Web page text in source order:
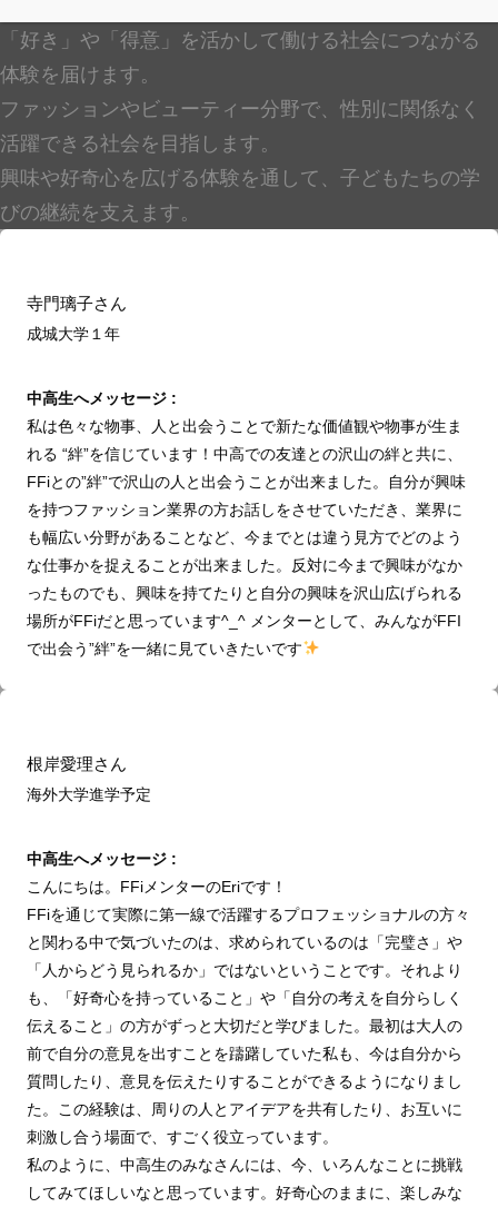
「好き」や「得意」を活かして働ける社会につながる
体験を届けます。
ファッションやビューティー分野で、性別に関係なく
活躍できる社会を目指します。
興味や好奇心を広げる体験を通して、子どもたちの学
びの継続を支えます。
寺門璃子さん
成城大学１ 年
中高生へメッセージ :
私は色々な物事、人と出会うことで新たな価値観や物事が生ま
れる “絆”を信じています！中高での友達との沢山の絆と共に、
FFiとの”絆”で沢山の人と出会うことが出来ました。自分が興味
を持つファッション業界の方お話しをさせていただき、業界に
も幅広い分野があることなど、今までとは違う見方でどのよう
な仕事かを捉えることが出来ました。反対に今まで興味がなか
ったものでも、興味を持てたりと自分の興味を沢山広げられる
場所がFFiだと思っています^_^ メンターとして、みんながFFI
で出会う”絆”を一緒に見ていきたいです
根岸愛理さん
海外大学進学予定
中高生へメッセージ :
こんにちは。FFiメンターのEriです！
FFiを通じて実際に第一線で活躍するプロフェッショナルの方々
と関わる中で気づいたのは、求められているのは「完璧さ」や
「人からどう見られるか」ではないということです。それより
も、「好奇心を持っていること」や「自分の考えを自分らしく
伝えること」の方がずっと大切だと学びました。最初は大人の
前で自分の意見を出すことを躊躇していた私も、今は自分から
質問したり、意見を伝えたりすることができるようになりまし
た。この経験は、周りの人とアイデアを共有したり、お互いに
刺激し合う場面で、すごく役立っています。
私のように、中高生のみなさんには、今、いろんなことに挑戦
してみてほしいなと思っています。好奇心のままに、楽しみな